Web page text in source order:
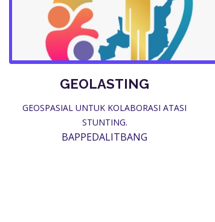
GEOLASTING
GEOSPASIAL UNTUK KOLABORASI ATASI
STUNTING.
BAPPEDALITBANG